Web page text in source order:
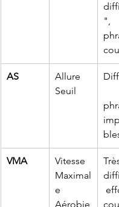
",
AS
Allure
Seuil
VMA
Vitesse
Maximal
e
Aérobie